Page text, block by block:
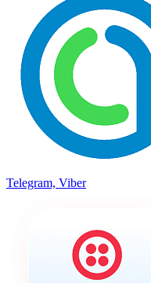
Telegram, Viber